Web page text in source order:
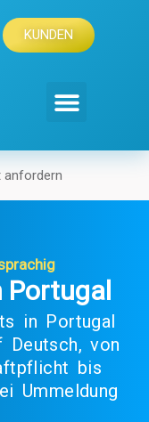
KUNDEN
anfordern
Portugal
in Portugal
Deutsch, von
bis
Ummeldung